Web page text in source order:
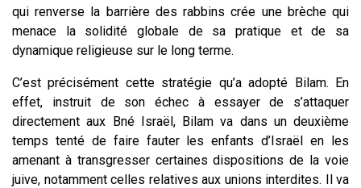
qui renverse la barrière des rabbins crée une brèche qui
menace la solidité globale de sa pratique et de sa
dynamique religieuse sur le long terme.
C’est précisément cette stratégie qu’a adopté Bilam. En
effet, instruit de son échec à essayer de s’attaquer
directement aux Bné Israël, Bilam va dans un deuxième
temps tenté de faire fauter les enfants d’Israël en les
amenant à transgresser certaines dispositions de la voie
juive, notamment celles relatives aux unions interdites. Il va